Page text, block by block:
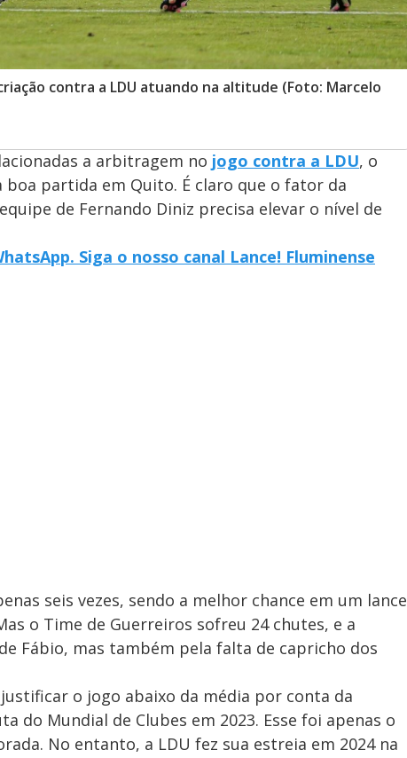
contra a LDU atuando na altitude (Foto: Marcelo
a arbitragem no jogo contra a LDU, o
boa partida em Quito. É claro que o fator da
de Fernando Diniz precisa elevar o nível de
Siga o nosso canal Lance! Fluminense
seis vezes, sendo a melhor chance em um lance
o Time de Guerreiros sofreu 24 chutes, e a
Fábio, mas também pela falta de capricho dos
o jogo abaixo da média por conta da
do Mundial de Clubes em 2023. Esse foi apenas o
No entanto, a LDU fez sua estreia em 2024 na